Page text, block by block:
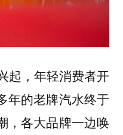
起，年轻消费者开
年的老牌汽水终于
，各大品牌一边唤